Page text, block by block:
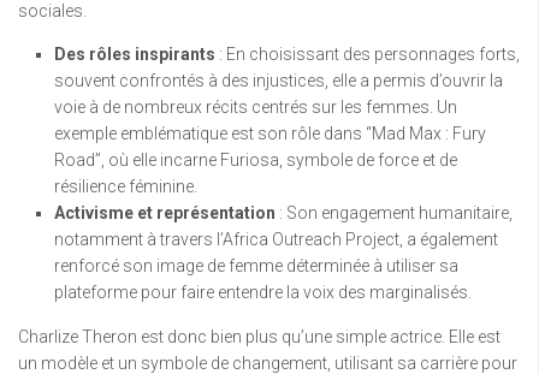
sociales.
Des rôles inspirants : En choisissant des personnages forts,
souvent confrontés à des injustices, elle a permis d’ouvrir la
voie à de nombreux récits centrés sur les femmes. Un
exemple emblématique est son rôle dans “Mad Max : Fury
Road”, où elle incarne Furiosa, symbole de force et de
résilience féminine.
Activisme et représentation : Son engagement humanitaire,
notamment à travers l’Africa Outreach Project, a également
renforcé son image de femme déterminée à utiliser sa
plateforme pour faire entendre la voix des marginalisés.
Charlize Theron est donc bien plus qu’une simple actrice. Elle est
un modèle et un symbole de changement, utilisant sa carrière pour